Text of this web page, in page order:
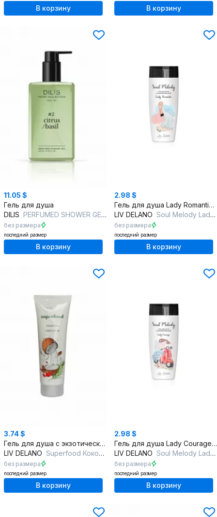
В корзину В корзину
11.05 $
Гель для душа
DILIS PERFUMED SHOWER GEL #2 CITRUS/BASIL
без размера
последний размер
В корзину
2.98 $
Гель для душа Lady Romantic из серии Soul Melody
LIV DELANO Soul Melody Lady Romantic Гель для душа парфюмированный
без размера
последний размер
В корзину
3.74 $
Гель для душа с экзотическим ароматом кокоса и личи
LIV DELANO Superfood Кокос и Личи Гель для душа
без размера
последний размер
В корзину
2.98 $
Гель для душа Lady Сourage из серии Soul Melody
LIV DELANO Soul Melody Lady Courage Гель для душа парфюмированный
без размера
последний размер
В корзину